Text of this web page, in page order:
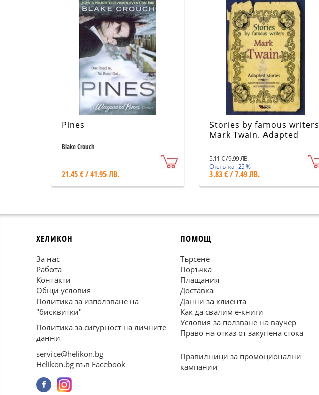
Pines
Blake Crouch
21.45 € / 41.95 ЛВ.
Stories by famous writers
Mark Twain. Adapted
5.11 € / 9.99 ЛВ.
Отстъпка - 25 %
3.83 € / 7.49 ЛВ.
ХЕЛИКОН
За нас
Работа
Контакти
Общи условия
Политика за използване на
"бисквитки"
Политика за сигурност на личните
данни
service@helikon.bg
Helikon.bg във Facebook
ПОМОЩ
Търсене
Поръчка
Плащания
Доставка
Данни за клиента
Как да свалим е-книги
Условия за ползване на ваучер
Право на отказ от закупена стока
Правилници за промоционални
кампании